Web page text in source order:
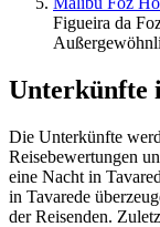
Figueira da
Unterkünfte
Die Unterkünfte
Reisebewertungen
eine Nacht in
in Tavarede
der Reisenden.